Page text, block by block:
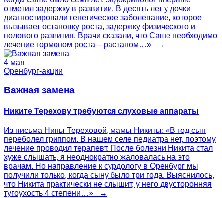
отметил задержку в развитии. В десять лет у дочки
диагностировали генетическое заболевание, которое
вызывает остановку роста, задержку физического и
полового развития. Врачи сказали, что Саше необходимо
лечение гормоном роста – растаном…» →
4 мая
Оренбург-акции
Важная замена
Никите Терехову требуются слуховые аппараты
Из письма Нины Тереховой, мамы Никиты: «В год сын
переболел гриппом. В нашем селе педиатра нет, поэтому
лечение проводил терапевт. После болезни Никита стал
хуже слышать, я неоднократно жаловалась на это
врачам. Но направление к сурдологу в Оренбург мы
получили только, когда сыну было три года. Выяснилось,
что Никита практически не слышит, у него двусторонняя
тугоухость 4 степени…» →